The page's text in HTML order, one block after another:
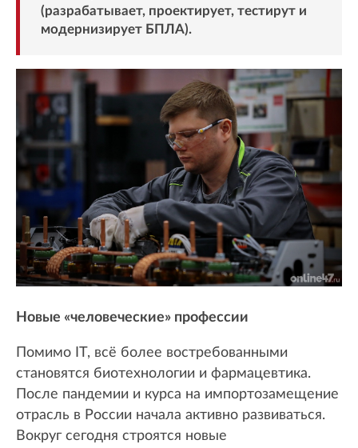
(разрабатывает, проектирует, тестирут и
модернизирует БПЛА).
Новые «человеческие» профессии
Помимо IT, всё более востребованными
становятся биотехнологии и фармацевтика.
После пандемии и курса на импортозамещение
отрасль в России начала активно развиваться.
Вокруг сегодня строятся новые